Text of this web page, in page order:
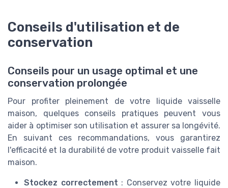
Conseils d'utilisation et de
conservation
Conseils pour un usage optimal et une
conservation prolongée
Pour profiter pleinement de votre liquide vaisselle
maison, quelques conseils pratiques peuvent vous
aider à optimiser son utilisation et assurer sa longévité.
En suivant ces recommandations, vous garantirez
l'efficacité et la durabilité de votre produit vaisselle fait
maison.
Stockez correctement : Conservez votre liquide